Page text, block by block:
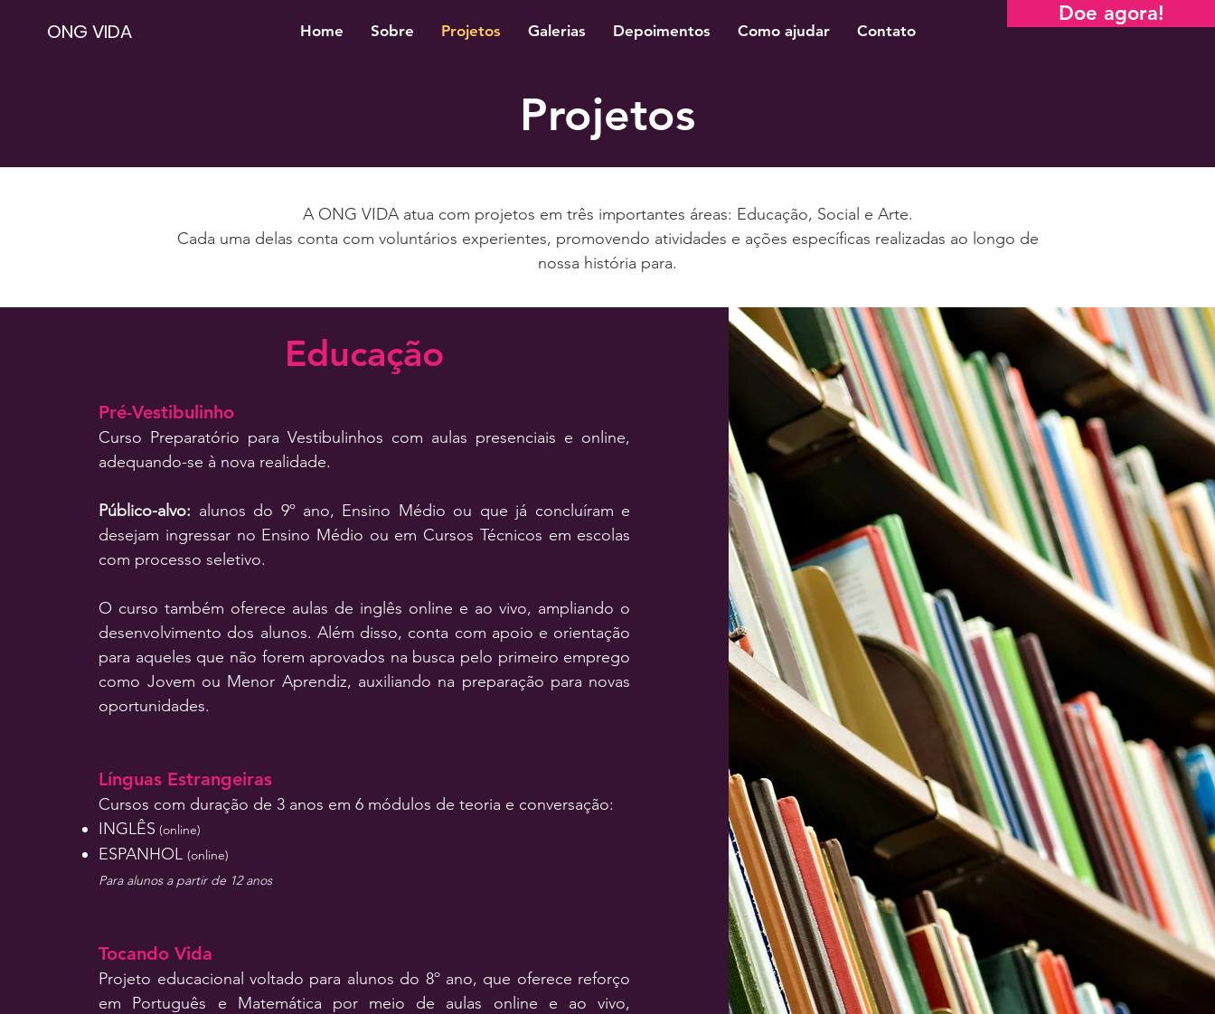
ONG VIDA
Doe agora!
Home Sobre Projetos Galerias Depoimentos Como ajudar Contato
Projetos
A ONG VIDA atua com projetos em três importantes áreas: Educação, Social e Arte.
Cada uma delas conta com voluntários experientes, promovendo atividades e ações específicas realizadas ao longo de
nossa história para.
Educação
Pré-Vestibulinho
Curso Preparatório para Vestibulinhos com aulas presenciais e online,
adequando-se à nova realidade.
Público-alvo: alunos do 9º ano, Ensino Médio ou que já concluíram e
desejam ingressar no Ensino Médio ou em Cursos Técnicos em escolas
com processo seletivo.
O curso também oferece aulas de inglês online e ao vivo, ampliando o
desenvolvimento dos alunos. Além disso, conta com apoio e orientação
para aqueles que não forem aprovados na busca pelo primeiro emprego
como Jovem ou Menor Aprendiz, auxiliando na preparação para novas
oportunidades.
Línguas Estrangeiras
Cursos com duração de 3 anos em 6 módulos de teoria e conversação:
INGLÊS (online)
ESPANHOL(online)
Para alunos a partir de 12 anos
Tocando Vida
Projeto educacional voltado para alunos do 8º ano, que oferece reforço
em Português e Matemática por meio de aulas online e ao vivo,